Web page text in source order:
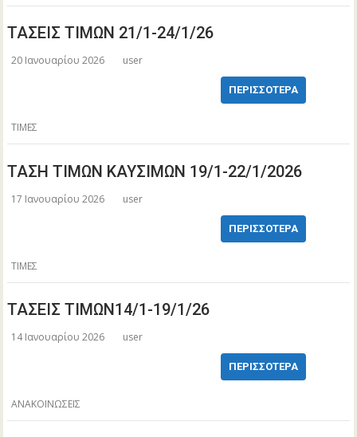
ΤΑΣΕΙΣ ΤΙΜΩΝ 21/1-24/1/26
20 Ιανουαρίου 2026 user
ΠΕΡΙΣΣΌΤΕΡΑ
ΤΙΜΕΣ
ΤΑΣΗ ΤΙΜΩΝ ΚΑΥΣΙΜΩΝ 19/1-22/1/2026
17 Ιανουαρίου 2026 user
ΠΕΡΙΣΣΌΤΕΡΑ
ΤΙΜΕΣ
ΤΑΣΕΙΣ ΤΙΜΩΝ14/1-19/1/26
14 Ιανουαρίου 2026 user
ΠΕΡΙΣΣΌΤΕΡΑ
ΑΝΑΚΟΙΝΩΣΕΙΣ